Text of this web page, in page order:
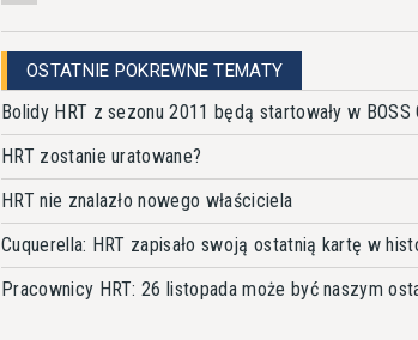
OSTATNIE POKREWNE TEMATY
Bolidy HRT z sezonu 2011 będą startowały w BOSS
HRT zostanie uratowane?
HRT nie znalazło nowego właściciela
Cuquerella: HRT zapisało swoją ostatnią kartę w
Pracownicy HRT: 26 listopada może być naszym